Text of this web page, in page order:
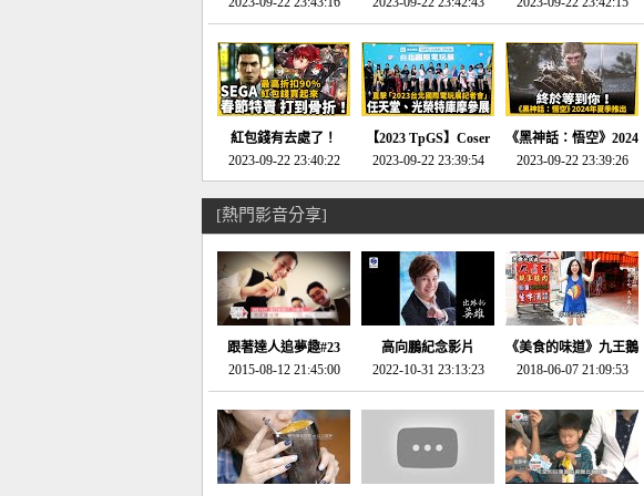
天平》介紹！-電玩宅
速配20230126
回「石村號」的恐懼體
驗-電玩宅速配
20230125
版」!!!今年就能玩到!!-
電玩宅速配20230124
紅包錢有去處了！
SEGA春節特賣 超過85
款遊戲打到骨折-電玩
宅速配20230119
2023-09-22 23:40:22
【2023 TpGS】Coser
和Show Girl搶先看！
直擊展前記者會-電玩
2023-09-22 23:39:54
《黑神話：悟空》2024
年夏季推出！確定不會
延期齁？-電玩宅速配
2023-09-22 23:39:26
[熱門影音分享]
跟著達人追夢趣#23
promo-我想開間咖啡
館(謝佳凌)
2015-08-12 21:45:00
高向鵬紀念影片
2022-10-31 23:13:23
《美食的味道》九王鵝
肉
2018-06-07 21:09:53